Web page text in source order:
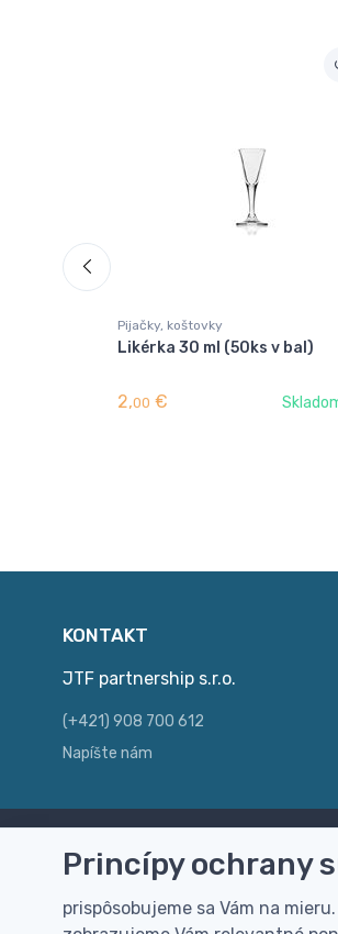
Pijačky, koštovky
Likérka 30 ml (50ks v bal)
2,00 €
KONTAKT
JTF partnership s.r.o.
(+421) 908 700 612
Napíšte nám
Doprava zdarma
100 EUR (bez DPH)
Princípy ochrany
prispôsobujeme sa Vám na